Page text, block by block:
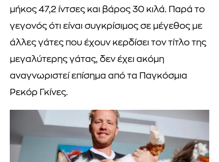
μήκος 47,2 ίντσες και βάρος 30 κιλά. Παρά το
γεγονός ότι είναι συγκρίσιμος σε μέγεθος με
άλλες γάτες που έχουν κερδίσει τον τίτλο της
μεγαλύτερης γάτας, δεν έχει ακόμη
αναγνωριστεί επίσημα από τα Παγκόσμια
Ρεκόρ Γκίνες.